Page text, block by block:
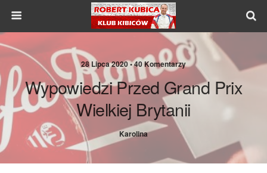
28 Lipca 2020 •40 Komentarzy
Wypowiedzi Przed Grand Prix
Wielkiej Brytanii
Karolina